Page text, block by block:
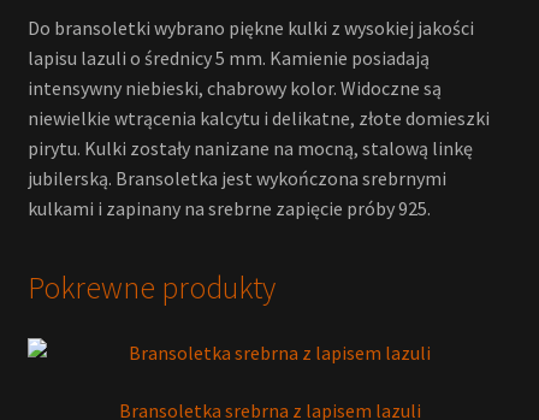
Do bransoletki wybrano piękne kulki z wysokiej jakości
lapisu lazuli o średnicy 5 mm. Kamienie posiadają
intensywny niebieski, chabrowy kolor. Widoczne są
niewielkie wtrącenia kalcytu i delikatne, złote domieszki
pirytu. Kulki zostały nanizane na mocną, stalową linkę
jubilerską. Bransoletka jest wykończona srebrnymi
kulkami i zapinany na srebrne zapięcie próby 925.
Pokrewne produkty
Bransoletka srebrna z lapisem lazuli